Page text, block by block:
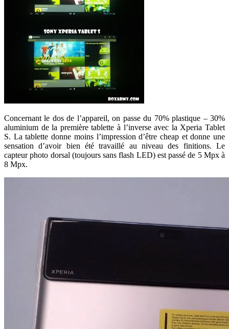
Concernant le dos de l’appareil, on passe du 70% plastique – 30%
aluminium de la première tablette à l’inverse avec la Xperia Tablet
S. La tablette donne moins l’impression d’être cheap et donne une
sensation d’avoir bien été travaillé au niveau des finitions. Le
capteur photo dorsal (toujours sans flash LED) est passé de 5 Mpx à
8 Mpx.